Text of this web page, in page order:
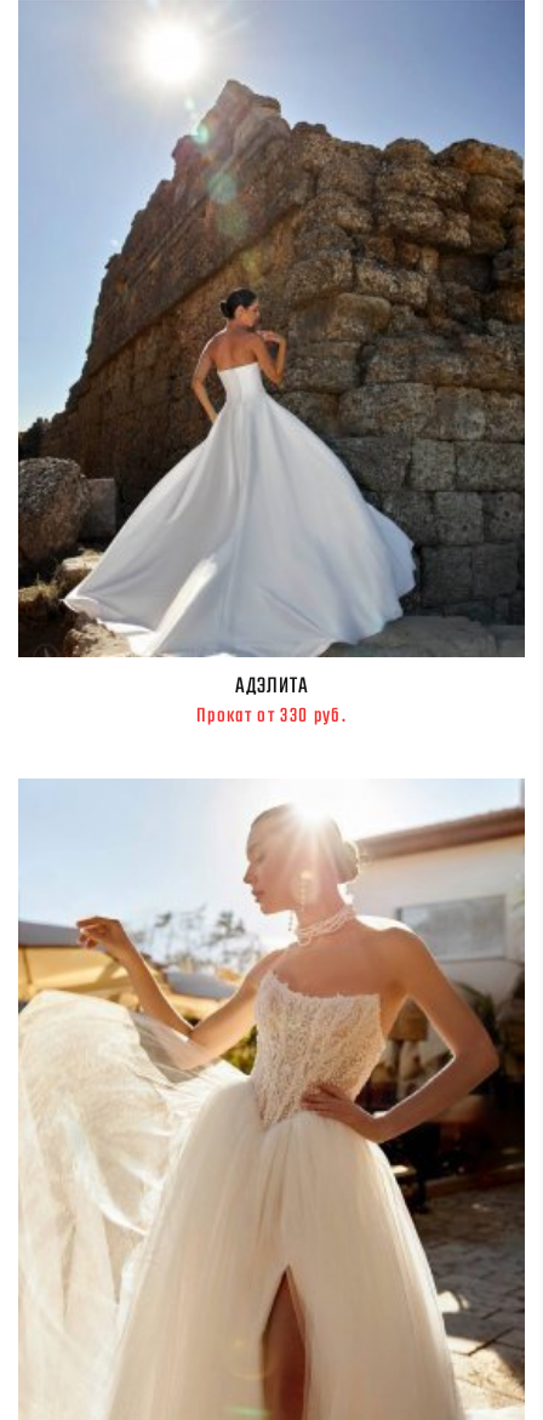
АДЭЛИТА
Прокат от 330 руб.